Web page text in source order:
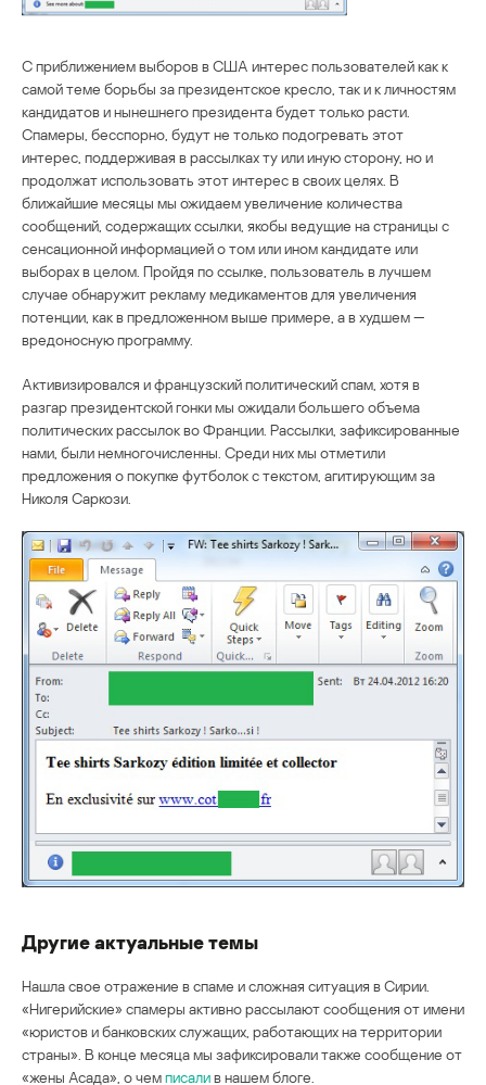
С приближением выборов в США интерес пользователей как к
самой теме борьбы за президентское кресло, так и к личностям
кандидатов и нынешнего президента будет только расти.
Спамеры, бесспорно, будут не только подогревать этот
интерес, поддерживая в рассылках ту или иную сторону, но и
продолжат использовать этот интерес в своих целях. В
ближайшие месяцы мы ожидаем увеличение количества
сообщений, содержащих ссылки, якобы ведущие на страницы с
сенсационной информацией о том или ином кандидате или
выборах в целом. Пройдя по ссылке, пользователь в лучшем
случае обнаружит рекламу медикаментов для увеличения
потенции, как в предложенном выше примере, а в худшем —
вредоносную программу.
Активизировался и французский политический спам, хотя в
разгар президентской гонки мы ожидали большего объема
политических рассылок во Франции. Рассылки, зафиксированные
нами, были немногочисленны. Среди них мы отметили
предложения о покупке футболок с текстом, агитирующим за
Николя Саркози.
Другие актуальные темы
Нашла свое отражение в спаме и сложная ситуация в Сирии.
«Нигерийские» спамеры активно рассылают сообщения от имени
«юристов и банковских служащих, работающих на территории
страны». В конце месяца мы зафиксировали также сообщение от
«жены Асада», о чемписалив нашем блоге.